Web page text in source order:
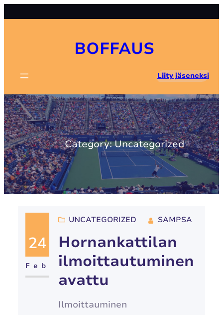
BOFFAUS
Liity jäseneksi
Category:Uncategorized
24
Feb
UNCATEGORIZED SAMPSA
Hornankattilan
ilmoittautuminen
avattu
Ilmoittauminen